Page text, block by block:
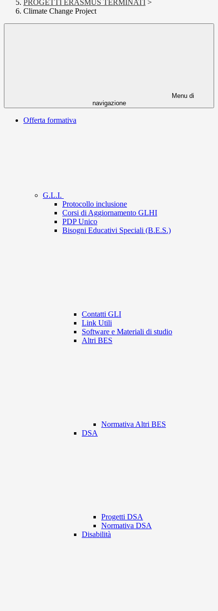
PROGETTI ERASMUS TERMINATI >
Climate Change Project
Menu di
navigazione
Offerta formativa
G.L.I.
Protocollo inclusione
Corsi di Aggiornamento GLHI
PDP Unico
Bisogni Educativi Speciali (B.E.S.)
Contatti GLI
Link Utili
Software e Materiali di studio
Altri BES
Normativa Altri BES
DSA
Progetti DSA
Normativa DSA
Disabilità